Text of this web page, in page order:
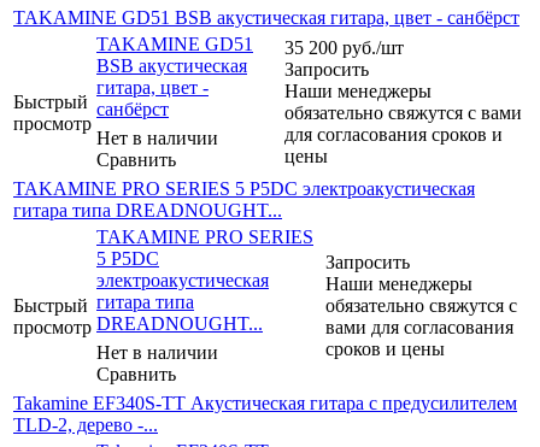
TAKAMINE GD51 BSB акустическая гитара, цвет - санбёрст
Быстрый
просмотр
TAKAMINE GD51
BSB акустическая
гитара, цвет -
санбёрст
Нет в наличии
Сравнить
35 200 руб./шт
Запросить
Наши менеджеры
обязательно свяжутся с вами
для согласования сроков и
цены
TAKAMINE PRO SERIES 5 P5DC электроакустическая
гитара типа DREADNOUGHT...
Быстрый
просмотр
TAKAMINE PRO SERIES
5 P5DC
электроакустическая
гитара типа
DREADNOUGHT...
Нет в наличии
Сравнить
Запросить
Наши менеджеры
обязательно свяжутся с
вами для согласования
сроков и цены
Takamine EF340S-TT Акустическая гитара с предусилителем
TLD-2, дерево -...